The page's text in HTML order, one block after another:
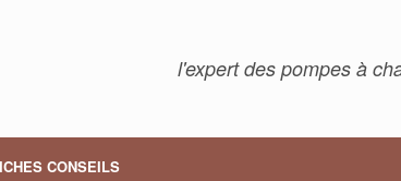
l'expert des pompes à
CONSEILS